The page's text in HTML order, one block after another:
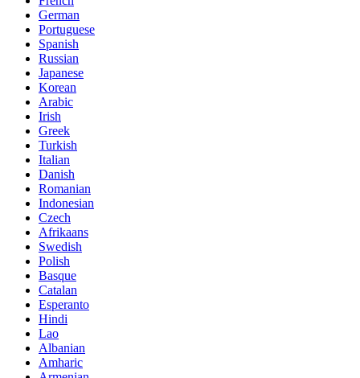
German
Portuguese
Spanish
Russian
Japanese
Korean
Arabic
Irish
Greek
Turkish
Italian
Danish
Romanian
Indonesian
Czech
Afrikaans
Swedish
Polish
Basque
Catalan
Esperanto
Hindi
Lao
Albanian
Amharic